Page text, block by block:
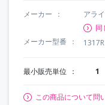
メーカー
アラ
同
メーカー型番
最小販売単位 1
この商品について問